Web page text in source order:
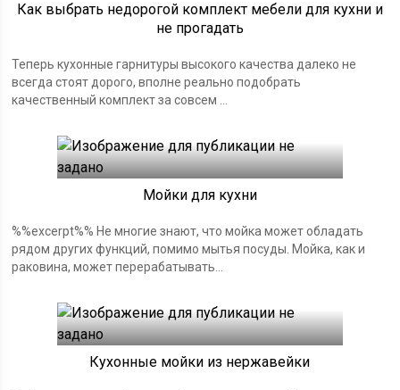
Как выбрать недорогой комплект мебели для кухни и
не прогадать
Теперь кухонные гарнитуры высокого качества далеко не
всегда стоят дорого, вполне реально подобрать
качественный комплект за совсем ...
Мойки для кухни
%%excerpt%% Не многие знают, что мойка может обладать
рядом других функций, помимо мытья посуды. Мойка, как и
раковина, может перерабатывать...
Кухонные мойки из нержавейки